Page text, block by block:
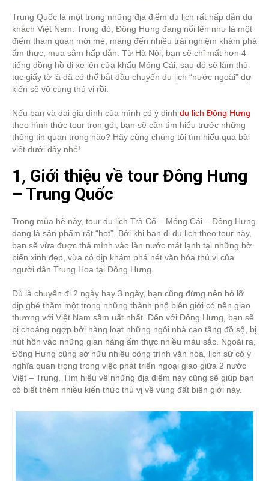
Trung Quốc là một trong những địa điểm du lịch rất hấp dẫn du
khách Việt Nam. Trong đó, Đông Hưng đang nổi lên như là một
điểm tham quan mới mẻ, mang đến nhiều trải nghiệm khám phá
ẩm thực, mua sắm hấp dẫn. Từ Hà Nội, bạn sẽ chỉ mất hơn 4
tiếng đồng hồ đi xe lên cửa khẩu Móng Cái, sau đó sẽ làm thủ
tục giấy tờ là đã có thể bắt đầu chuyến du lịch “nước ngoài” dự
kiến sẽ vô cùng thú vị rồi.
Nếu bạn và đại gia đình của mình có ý định du lịch Đông Hưng
theo hình thức tour trọn gói, bạn sẽ cần tìm hiểu trước những
thông tin quan trọng nào? Hãy cùng chúng tôi tìm hiểu qua bài
viết dưới đây nhé!
1, Giới thiệu về tour Đông Hưng
– Trung Quốc
Trong mùa hè này, tour du lịch Trà Cổ – Móng Cái – Đông Hưng
đang là sản phẩm rất “hot”. Bởi khi bạn đi du lịch theo tour này,
bạn sẽ vừa được thả mình vào làn nước mát lạnh tại những bờ
biển xinh đẹp, vừa có dịp khám phá nét văn hóa thú vị của
người dân Trung Hoa tại Đông Hưng.
Dù là chuyến đi 2 ngày hay 3 ngày, bạn cũng đừng nên bỏ lỡ
dịp ghé thăm một trong những thành phố biên giới có nền giao
thương với Việt Nam sầm uất nhất. Đến với Đông Hưng, bạn sẽ
bị choáng ngợp bởi hàng loạt những ngôi nhà cao tầng đồ sộ, bị
hút hồn vào những gian hàng ẩm thực nhiều màu sắc. Ngoài ra,
Đông Hưng cũng sở hữu nhiều công trình văn hóa, lịch sử có ý
nghĩa quan trọng trong việc phát triển ngoại giao giữa 2 nước
Việt – Trung. Tìm hiểu về những địa điểm này cũng sẽ giúp bạn
có biết thêm nhiều kiến thức thú vị về vùng đất biên giới này.